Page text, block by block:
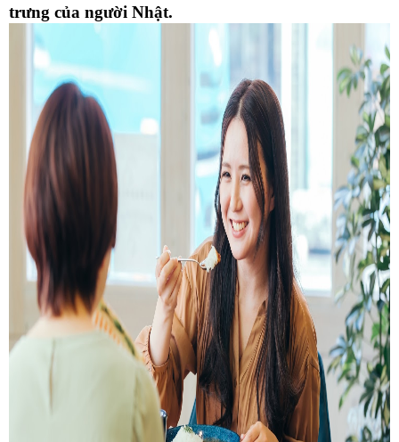
trưng của người Nhật.